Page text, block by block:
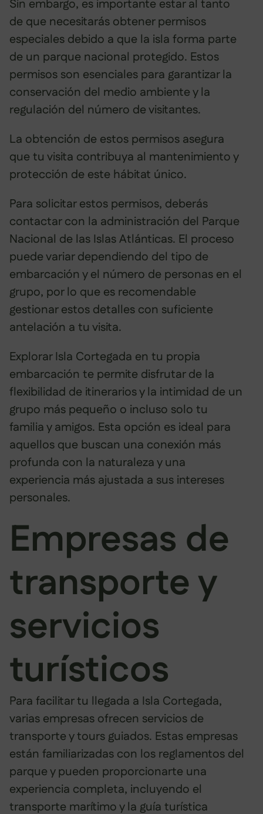
Sin embargo, es importante estar al tanto
de que necesitarás obtener permisos
especiales debido a que la isla forma parte
de un parque nacional protegido. Estos
permisos son esenciales para garantizar la
conservación del medio ambiente y la
regulación del número de visitantes.
La obtención de estos permisos asegura
que tu visita contribuya al mantenimiento y
protección de este hábitat único.
Para solicitar estos permisos, deberás
contactar con la administración del Parque
Nacional de las Islas Atlánticas. El proceso
puede variar dependiendo del tipo de
embarcación y el número de personas en el
grupo, por lo que es recomendable
gestionar estos detalles con suficiente
antelación a tu visita.
Explorar Isla Cortegada en tu propia
embarcación te permite disfrutar de la
flexibilidad de itinerarios y la intimidad de un
grupo más pequeño o incluso solo tu
familia y amigos. Esta opción es ideal para
aquellos que buscan una conexión más
profunda con la naturaleza y una
experiencia más ajustada a sus intereses
personales.
Empresas de
transporte y
servicios
turísticos
Para facilitar tu llegada a Isla Cortegada,
varias empresas ofrecen servicios de
transporte y tours guiados. Estas empresas
están familiarizadas con los reglamentos del
parque y pueden proporcionarte una
experiencia completa, incluyendo el
transporte marítimo y la guía turística